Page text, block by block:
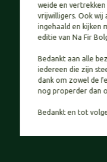
weide en
vrijwilligers. Ook wij
ingehaald en kijken
editie van Na Fir
Bedankt aan alle
iedereen die zijn
dank om zowel de
nog properder dan
Bedankt en tot